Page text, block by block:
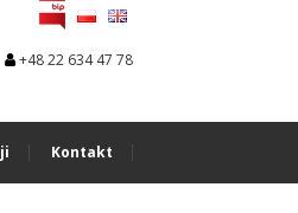
+48 22 634 47 78
Kontakt